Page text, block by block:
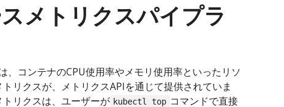
メトリクスパイプラ
、コンテナのCPU使用率やメモリ使用率といったリソ
リクスが、メトリクスAPIを通じて提供されていま
リクスは、ユーザーが kubectl top コマンドで直接